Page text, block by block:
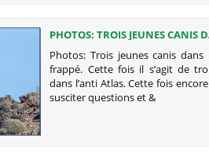
PHOTOS: TROIS JEUNES CANIS
Photos: Trois jeunes canis
frappé. Cette fois il s’agit de
dans l’anti Atlas. Cette fois
susciter questions et &